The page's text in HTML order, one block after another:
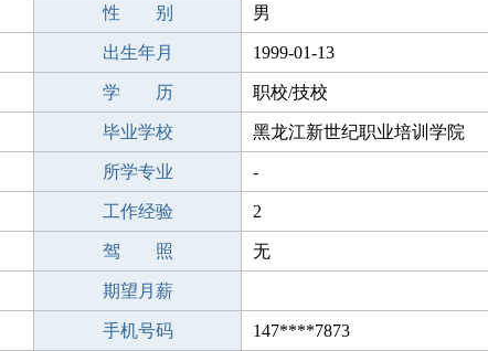
性 别 男
出生年月 1999-01-13
学 历 职校/技校
毕业学校 黑龙江新世纪职业培训学院
所学专业 -
工作经验 2
驾 照 无
期望月薪
手机号码 147****7873